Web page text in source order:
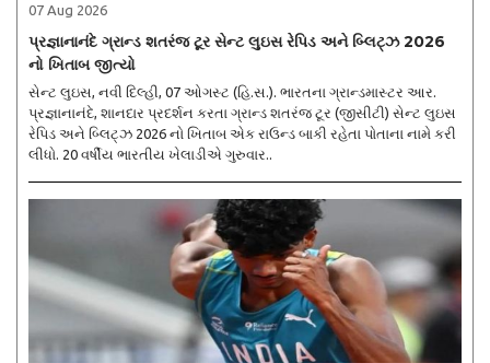
07 Aug 2026
પ્રજ્ઞાનાનંદે ગ્રાન્ડ શતરંજ ટૂર સેન્ટ લુઇસ રેપિડ અને બ્લિટ્ઝ 2026
નો ખિતાબ જીત્યો
સેન્ટ લુઇસ, નવી દિલ્હી, 07 ઓગસ્ટ (હિ.સ.). ભારતના ગ્રાન્ડમાસ્ટર આર.
પ્રજ્ઞાનાનંદે, શાનદાર પ્રદર્શન કરતા ગ્રાન્ડ શતરંજ ટૂર (જીસીટી) સેન્ટ લુઇસ
રેપિડ અને બ્લિટ્ઝ 2026 નો ખિતાબ એક રાઉન્ડ બાકી રહેતા પોતાના નામે કરી
લીધો. 20 વર્ષીય ભારતીય ખેલાડીએ ગુરુવાર..